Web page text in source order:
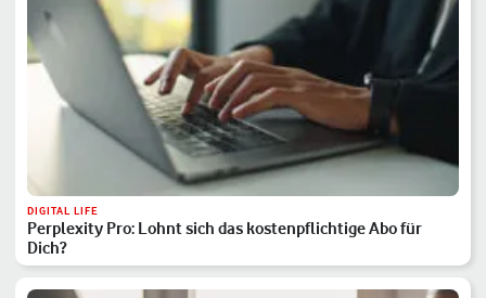
DIGITAL LIFE
Perplexity Pro: Lohnt sich das kostenpflichtige Abo für
Dich?